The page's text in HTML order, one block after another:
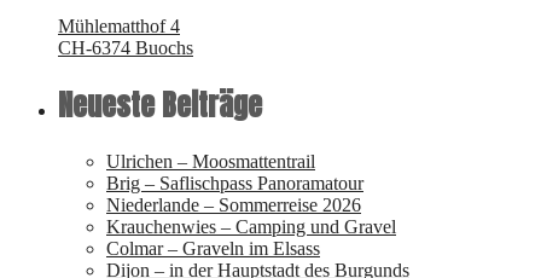
Mühlematthof 4
CH-6374 Buochs
Neueste Beiträge
Ulrichen – Moosmattentrail
Brig – Saflischpass Panoramatour
Niederlande – Sommerreise 2026
Krauchenwies – Camping und Gravel
Colmar – Graveln im Elsass
Dijon – in der Hauptstadt des Burgunds